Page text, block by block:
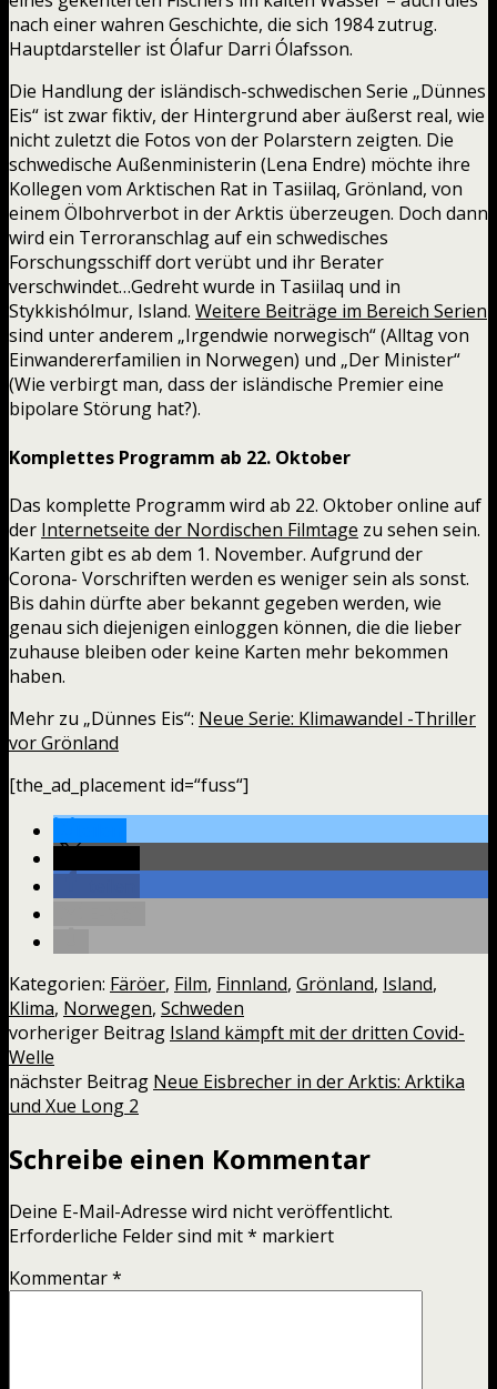
nach einer wahren Geschichte, die sich 1984 zutrug.
Hauptdarsteller ist Ólafur Darri Ólafsson.
Die Handlung der isländisch-schwedischen Serie „Dünnes
Eis“ ist zwar fiktiv, der Hintergrund aber äußerst real, wie
nicht zuletzt die Fotos von der Polarstern zeigten. Die
schwedische Außenministerin (Lena Endre) möchte ihre
Kollegen vom Arktischen Rat in Tasiilaq, Grönland, von
einem Ölbohrverbot in der Arktis überzeugen. Doch dann
wird ein Terroranschlag auf ein schwedisches
Forschungsschiff dort verübt und ihr Berater
verschwindet…Gedreht wurde in Tasiilaq und in
Stykkishólmur, Island. Weitere Beiträge im Bereich Serien
sind unter anderem „Irgendwie norwegisch“ (Alltag von
Einwandererfamilien in Norwegen) und „Der Minister“
(Wie verbirgt man, dass der isländische Premier eine
bipolare Störung hat?).
Komplettes Programm ab 22. Oktober
Das komplette Programm wird ab 22. Oktober online auf
der Internetseite der Nordischen Filmtage zu sehen sein.
Karten gibt es ab dem 1. November. Aufgrund der
Corona- Vorschriften werden es weniger sein als sonst.
Bis dahin dürfte aber bekannt gegeben werden, wie
genau sich diejenigen einloggen können, die die lieber
zuhause bleiben oder keine Karten mehr bekommen
haben.
Mehr zu „Dünnes Eis“: Neue Serie: Klimawandel -Thriller
vor Grönland
[the_ad_placement id=“fuss“]
Kategorien: Färöer, Film, Finnland, Grönland, Island,
Klima, Norwegen, Schweden
vorheriger Beitrag Island kämpft mit der dritten Covid-
Welle
nächster Beitrag Neue Eisbrecher in der Arktis: Arktika
und Xue Long 2
Schreibe einen Kommentar
Deine E-Mail-Adresse wird nicht veröffentlicht.
Erforderliche Felder sind mit* markiert
Kommentar*